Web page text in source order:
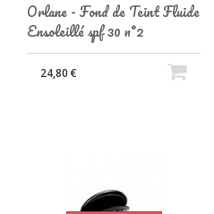
Orlane - Fond de Teint Fluide
Ensoleillé spf 30 n°2
24,80 €